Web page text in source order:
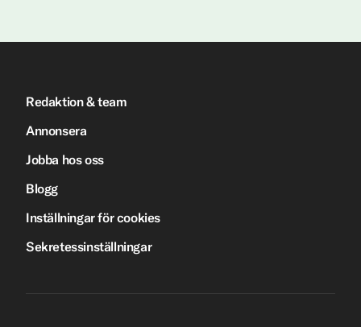
Redaktion & team
Annonsera
Jobba hos oss
Blogg
Inställningar för cookies
Sekretessinställningar